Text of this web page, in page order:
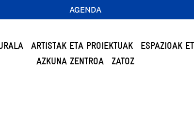
AGENDA
ARTISTAK ETA PROIEKTUAK
ESPAZIOAK
AZKUNA ZENTROA
ZATOZ